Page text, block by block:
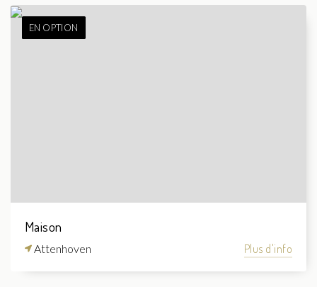
EN OPTION
Maison
Attenhoven Plus d'info